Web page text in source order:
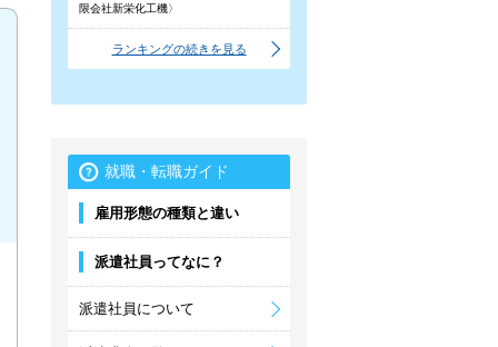
限会社新栄化工機〉
ランキングの続きを見る
就職・転職ガイド
雇用形態の種類と違い
派遣社員ってなに？
派遣社員について